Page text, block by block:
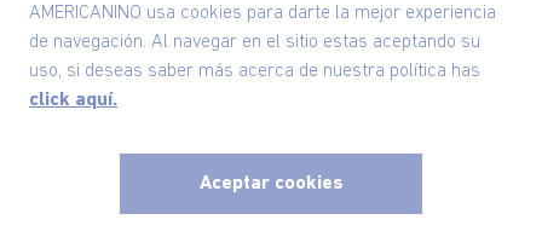
AMERICANINO usa cookies para darte la mejor experiencia
de navegación. Al navegar en el sitio estas aceptando su
uso, si deseas saber más acerca de nuestra política has
click aquí.
Aceptar cookies
Comodin S.A.S | NIT: 800.069.933-6©2025 Americanino, todos los derechos reservados